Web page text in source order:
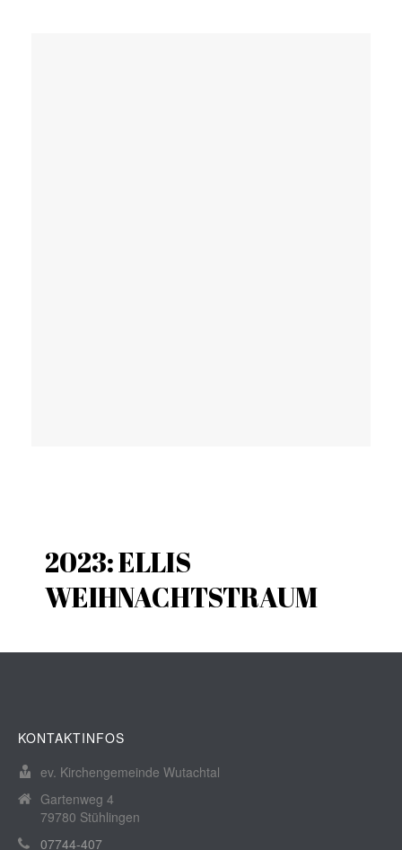
2023: ELLIS
WEIHNACHTSTRAUM
KONTAKTINFOS
ev. Kirchengemeinde Wutachtal
Gartenweg 4
79780 Stühlingen
07744-407